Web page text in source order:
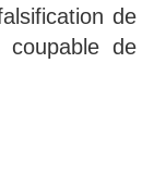
de
coupable de